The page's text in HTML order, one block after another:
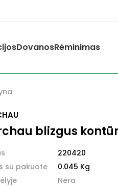
DovanosRėminimas
blizgus
su pakuote
220420
0.045 Kg
Nėra